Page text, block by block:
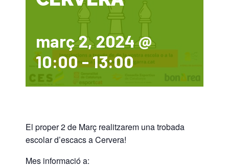
Plà Català d’Esport a l’Escola (PCEE)
GRUP ATLETISME CERVERA
ACTIVITATS PADEL SANT GUIM 25-26
SERVEIS
FORMACIÓ CIATE
TROBADA PROMOCIÓ BASQUET ESCOLAR
març 2, 2024 @
10:00-13:00
El proper 2 de Març realitzarem una trobada
escolar d’escacs a Cervera!
Mes informació a: